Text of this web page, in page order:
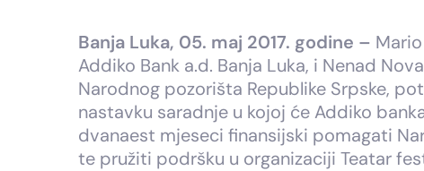
Banja Luka, 05. maj 2017. godine –
Addiko Bank a.d. Banja Luka, i Nenad
Narodnog pozorišta Republike Srpske,
nastavku saradnje u kojoj će Addiko
dvanaest mjeseci finansijski pomagati
te pružiti podršku u organizaciji Teatar